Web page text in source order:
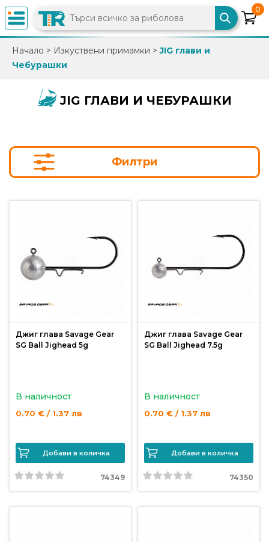
×
0882
Вход
Регистрация
Нови
продукти
и
добавки
Въдици
Аксесоари
за
0
Начало > Изкуствени примамки >JIG глави и
Чебурашки
JIG ГЛАВИ И ЧЕБУРАШКИ
Филтри
Джиг глава Savage Gear
SG Ball Jighead 5g
В наличност
0.70 € / 1.37 лв
Добави в количка
74349
Джиг глава Savage Gear
SG Ball Jighead 7.5g
В наличност
0.70 € / 1.37 лв
Добави в количка
74350